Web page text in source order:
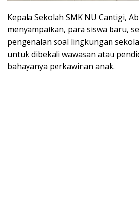
Kepala Sekolah SMK NU Cantigi,
menyampaikan, para siswa baru,
pengenalan soal lingkungan
untuk dibekali wawasan atau
bahayanya perkawinan anak.